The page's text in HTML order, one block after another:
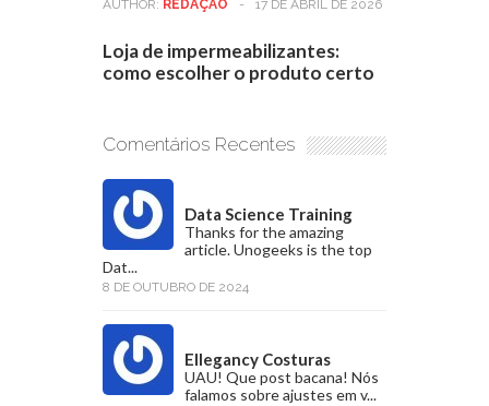
AUTHOR: REDAÇÃO - 17 DE ABRIL DE 2026
Loja de impermeabilizantes:
como escolher o produto certo
Comentários Recentes
Data Science Training
Thanks for the amazing
article. Unogeeks is the top
Dat...
8 DE OUTUBRO DE 2024
Ellegancy Costuras
UAU! Que post bacana! Nós
falamos sobre ajustes em v...